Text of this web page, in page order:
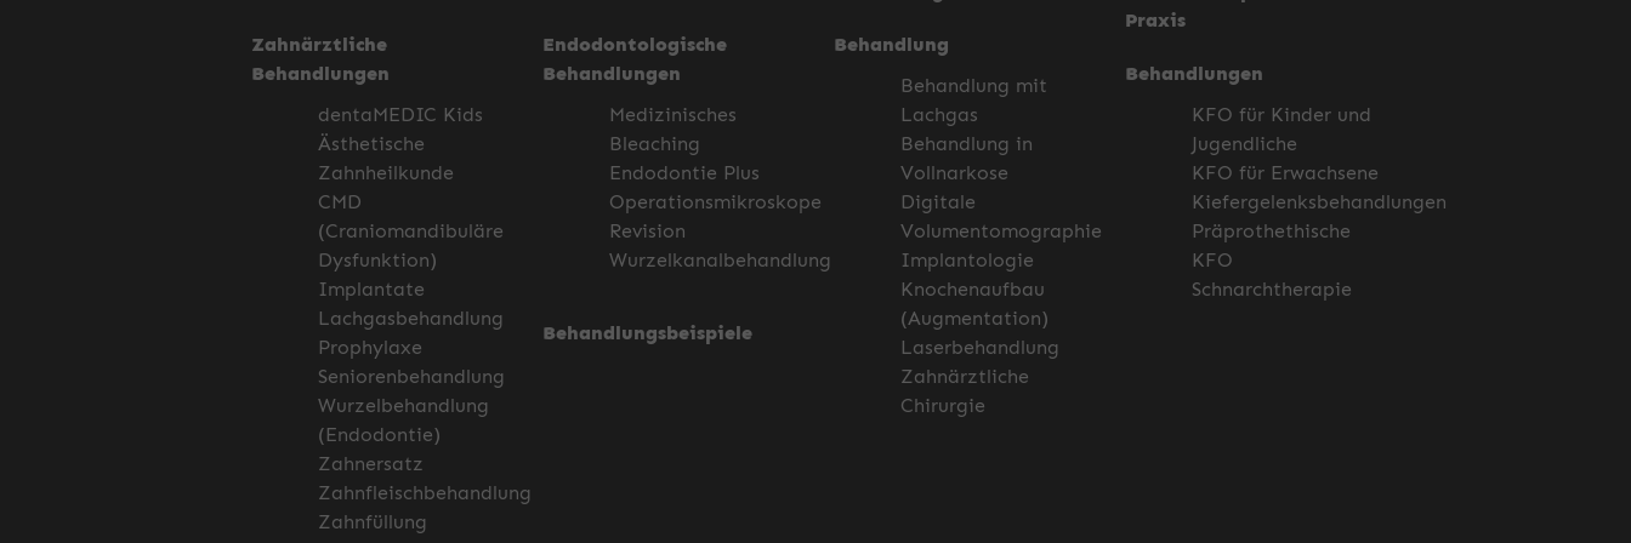
Zahnärztliche
Behandlungen
Endodontologische
Behandlungen
dentaMEDIC Kids
Ästhetische
Zahnheilkunde
CMD
(Craniomandibuläre
Dysfunktion)
Implantate
Lachgasbehandlung
Prophylaxe
Seniorenbehandlung
Wurzelbehandlung
(Endodontie)
Zahnersatz
Zahnfleischbehandlung
Zahnfüllung
Medizinisches
Bleaching
Endodontie Plus
Operationsmikroskope
Revision
Wurzelkanalbehandlung
Behandlungsbeispiele
Behandlung
Behandlung mit
Lachgas
Behandlung in
Vollnarkose
Digitale
Volumentomographie
Implantologie
Knochenaufbau
(Augmentation)
Laserbehandlung
Zahnärztliche
Chirurgie
Praxis
Behandlungen
KFO für Kinder und
Jugendliche
KFO für Erwachsene
Kiefergelenksbehandlungen
Präprothethische
KFO
Schnarchtherapie